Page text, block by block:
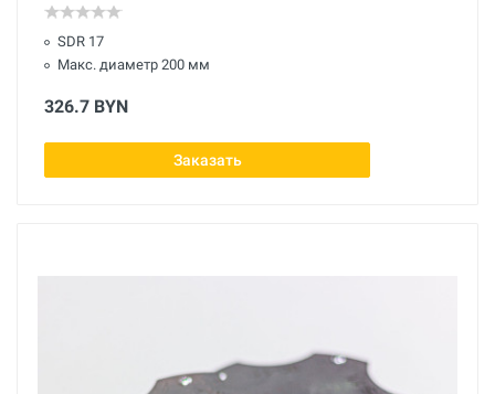
SDR 17
Макс. диаметр 200 мм
326.7 BYN
Заказать